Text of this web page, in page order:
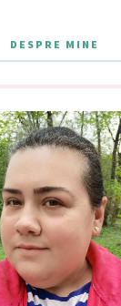
DESPRE MINE